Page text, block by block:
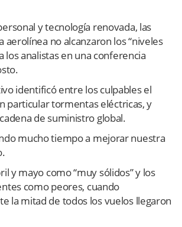
y tecnología renovada, las
aerolínea no alcanzaron los “niveles
los analistas en una conferencia
identificó entre los culpables el
particular tormentas eléctricas, y
de suministro global.
mucho tiempo a mejorar nuestra
y mayo como “muy sólidos” y los
como peores, cuando
la mitad de todos los vuelos llegaron